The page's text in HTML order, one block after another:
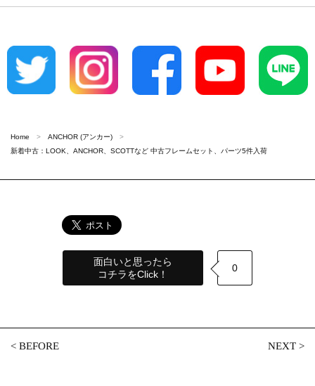
Home
ANCHOR (アンカー)
新着中古：LOOK、ANCHOR、SCOTTなど 中古フレームセット、パーツ5件入荷
面白いと思ったら
コチラをClick！
0
<BEFORE NEXT>